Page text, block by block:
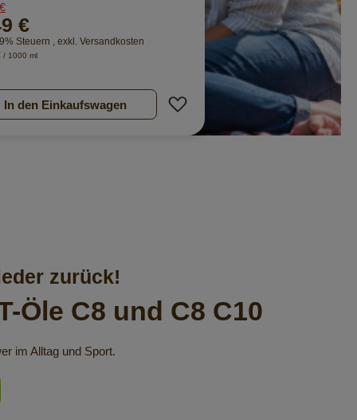
€
Steuern , exkl. Versandkosten
/ 1000 ml
In den Einkaufswagen Zur Wunschliste hinzufügen
zurück!
Öle C8 und C8 C10
im Alltag und Sport.